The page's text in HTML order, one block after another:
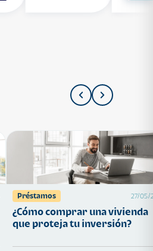
Préstamos 27/05/
¿Cómo comprar una vivienda
que proteja tu inversión?